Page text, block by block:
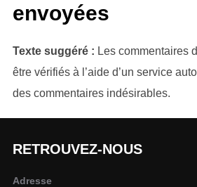
envoyées
Texte suggéré : Les commentaires
être vérifiés à l’aide d’un service
des commentaires indésirables.
RETROUVEZ-NOUS
Adresse